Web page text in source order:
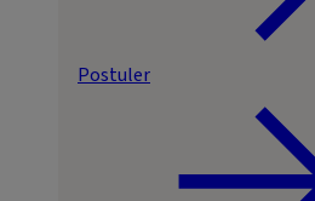
Postuler